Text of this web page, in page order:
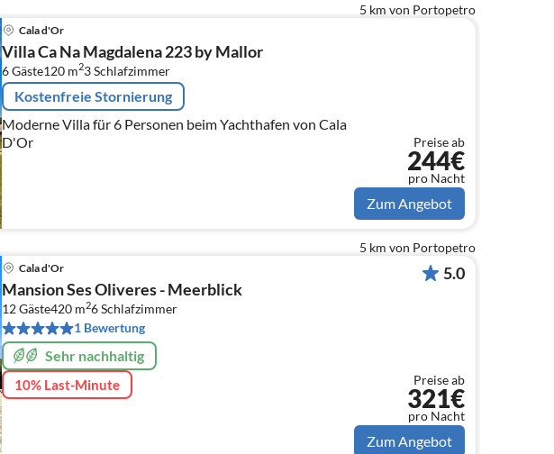
5 km von Portopetro
Cala d'Or
Villa Ca Na Magdalena 223 by Mallor
6 Gäste120 m23Schlafzimmer
Kostenfreie Stornierung
Moderne Villa für 6 Personen beim Yachthafen von Cala
D'Or
Preise ab
244€
pro Nacht
Zum Angebot
5 km von Portopetro
Cala d'Or
Mansion Ses Oliveres - Meerblick
12 Gäste420 m26Schlafzimmer
1 Bewertung
Sehr nachhaltig
10% Last-Minute
5.0
Preise ab
321€
pro Nacht
Zum Angebot